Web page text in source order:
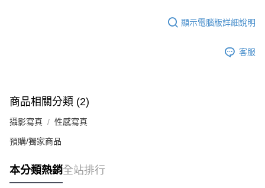
顯示電腦版詳細說明
客服
商品相關分類 (2)
攝影寫真 性感寫真
預購/獨家商品
本分類熱銷全站排行